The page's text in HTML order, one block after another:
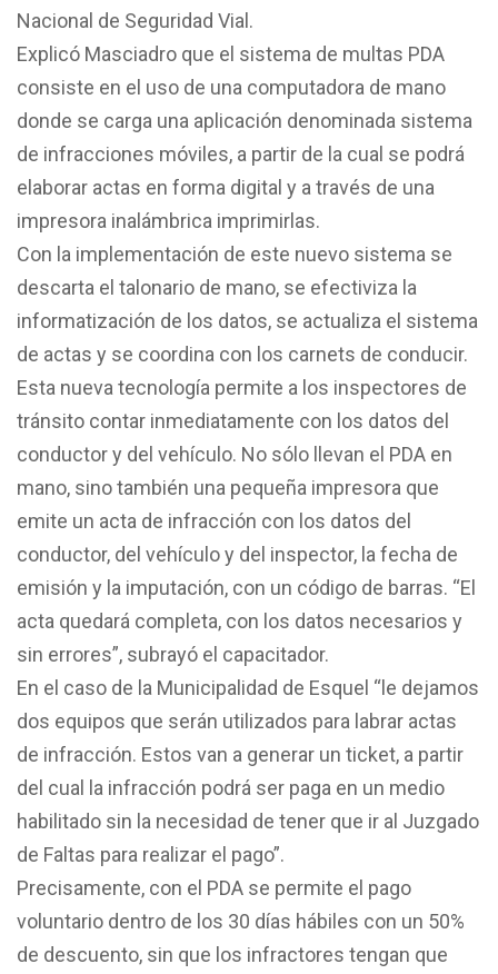
Nacional de Seguridad Vial.
Explicó Masciadro que el sistema de multas PDA
consiste en el uso de una computadora de mano
donde se carga una aplicación denominada sistema
de infracciones móviles, a partir de la cual se podrá
elaborar actas en forma digital y a través de una
impresora inalámbrica imprimirlas.
Con la implementación de este nuevo sistema se
descarta el talonario de mano, se efectiviza la
informatización de los datos, se actualiza el sistema
de actas y se coordina con los carnets de conducir.
Esta nueva tecnología permite a los inspectores de
tránsito contar inmediatamente con los datos del
conductor y del vehículo. No sólo llevan el PDA en
mano, sino también una pequeña impresora que
emite un acta de infracción con los datos del
conductor, del vehículo y del inspector, la fecha de
emisión y la imputación, con un código de barras. “El
acta quedará completa, con los datos necesarios y
sin errores”, subrayó el capacitador.
En el caso de la Municipalidad de Esquel “le dejamos
dos equipos que serán utilizados para labrar actas
de infracción. Estos van a generar un ticket, a partir
del cual la infracción podrá ser paga en un medio
habilitado sin la necesidad de tener que ir al Juzgado
de Faltas para realizar el pago”.
Precisamente, con el PDA se permite el pago
voluntario dentro de los 30 días hábiles con un 50%
de descuento, sin que los infractores tengan que